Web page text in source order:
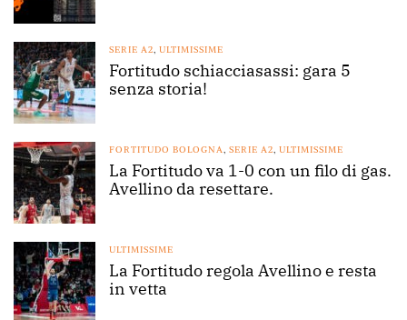
SERIE A2, ULTIMISSIME
Fortitudo schiacciasassi: gara 5
senza storia!
FORTITUDO BOLOGNA, SERIE A2, ULTIMISSIME
La Fortitudo va 1-0 con un filo di gas.
Avellino da resettare.
ULTIMISSIME
La Fortitudo regola Avellino e resta
in vetta